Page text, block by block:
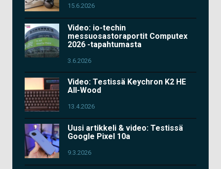
15.6.2026
Video: io-techin
messuosastoraportit Computex
2026 -tapahtumasta
3.6.2026
Video: Testissä Keychron K2 HE
All-Wood
13.4.2026
Uusi artikkeli & video: Testissä
Google Pixel 10a
9.3.2026